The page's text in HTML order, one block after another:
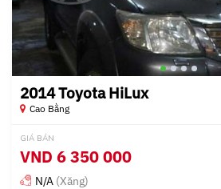
2014 Toyota HiLux
Cao Bằng
GIÁ BÁN
VND 6 350 000
N/A (Xăng)